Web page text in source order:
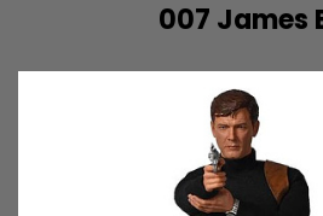
007 James